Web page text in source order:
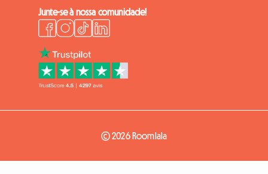
Junte-se à nossa comunidade!
© 2026 Roomlala